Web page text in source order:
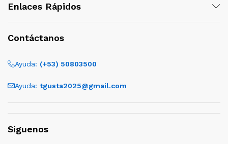
Enlaces Rápidos
Contáctanos
Ayuda: (+53) 50803500
Ayuda: tgusta2025@gmail.com
Síguenos